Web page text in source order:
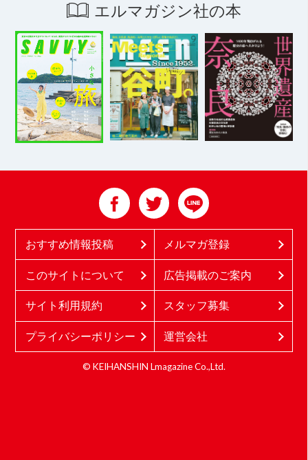
エルマガジン社の本
おすすめ情報投稿 メルマガ登録
このサイトについて 広告掲載のご案内
サイト利用規約 スタッフ募集
プライバシーポリシー 運営会社
© KEIHANSHIN Lmagazine Co.,Ltd.